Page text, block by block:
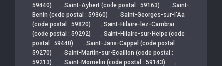
59440)
, Saint-Aybert (code postal : 59163) , Saint-
Benin (code postal : 59360)
, Saint-Georges-sur-l'Aa
(code postal : 59820)
, Saint-Hilaire-lez-Cambrai
(code postal : 59292)
, Saint-Hilaire-sur-Helpe (code
postal : 59440)
, Saint-Jans-Cappel (code postal :
59270)
, Saint-Martin-sur-Ecaillon (code postal :
59213)
, Saint-Momelin (code postal : 59143) ,